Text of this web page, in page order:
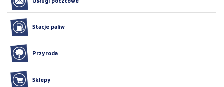
Stacje paliw
Przyroda
Sklepy